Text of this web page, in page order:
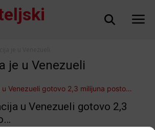
je u Venezueli
u Venezueli gotovo 2,3